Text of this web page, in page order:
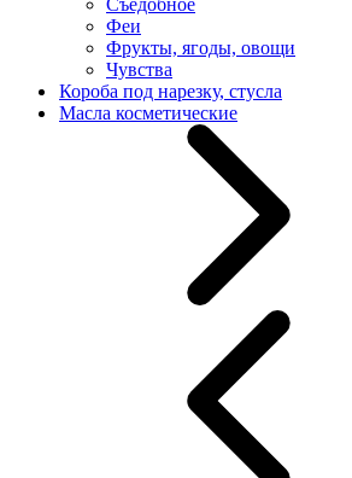
Съедобное
Феи
Фрукты, ягоды, овощи
Чувства
Короба под нарезку, стусла
Масла косметические